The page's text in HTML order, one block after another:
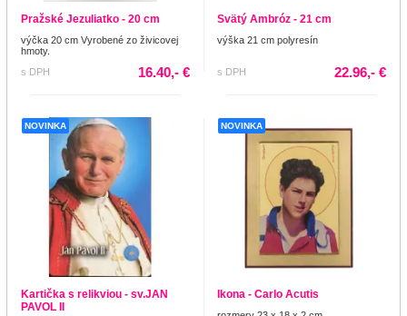
Pražské Jezuliatko - 20 cm
výčka 20 cm Vyrobené zo živicovej
hmoty.
s DPH
16.40,- €
Svätý Ambróz - 21 cm
výška 21 cm polyresín
s DPH 22.96,- €
NOVINKA
Kartička s relikviou - sv.JAN
PAVOL II
NOVINKA
Ikona - Carlo Acutis